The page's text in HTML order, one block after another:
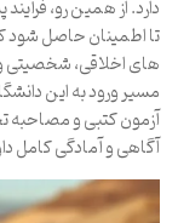
دارد. از همین رو،
تا اطمینان حاصل شود
های اخلاقی، شخصیتی و
مسیر ورود به این
آزمون کتبی و مصاحبه
آگاهی و آمادگی کامل